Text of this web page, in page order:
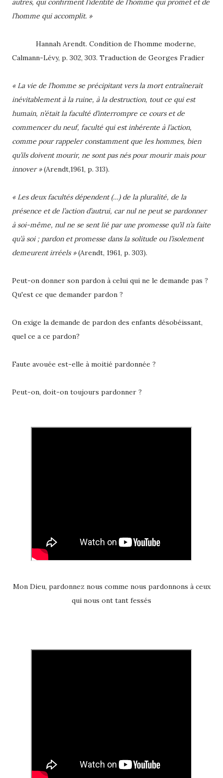
autres, qui confirment l’identité de l’homme qui promet et de
l’homme qui accomplit. »
Hannah Arendt. Condition de l’homme moderne,
Calmann-Lévy, p. 302, 303. Traduction de Georges Fradier
« La vie de l’homme se précipitant vers la mort entraînerait
inévitablement à la ruine, à la destruction, tout ce qui est
humain, n’était la faculté d’interrompre ce cours et de
commencer du neuf, faculté qui est inhérente à l’action,
comme pour rappeler constamment que les hommes, bien
qu’ils doivent mourir, ne sont pas nés pour mourir mais pour
innover »(Arendt,1961, p. 313).
« Les deux facultés dépendent (…) de la pluralité, de la
présence et de l’action d’autrui, car nul ne peut se pardonner
à soi-même, nul ne se sent lié par une promesse qu’il n’a faite
qu’à soi ; pardon et promesse dans la solitude ou l’isolement
demeurent irréels »(Arendt, 1961, p. 303).
Peut-on donner son pardon à celui qui ne le demande pas ?
Qu'est ce que demander pardon ?
On exige la demande de pardon des enfants désobéissant,
quel ce a ce pardon?
Faute avouée est-elle à moitié pardonnée ?
Peut-on, doit-on toujours pardonner ?
Mon Dieu, pardonnez nous comme nous pardonnons à ceux
qui nous ont tant fessés